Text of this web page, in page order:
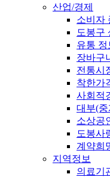
산업/경제
소비자
도봉구
유통 정
장바구
전통시
착한가
사회적
대부(중
소상공
도봉사
계약희
지역정보
의료기